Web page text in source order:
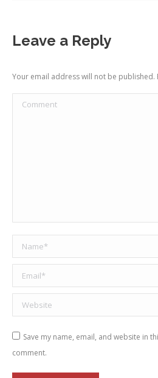
Leave a Reply
Your email address will not be
Comment
Name *
Email *
Website
Save my name, email, and website in
comment.